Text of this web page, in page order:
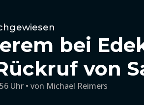
bei
von
Uhr von Michael Reimers